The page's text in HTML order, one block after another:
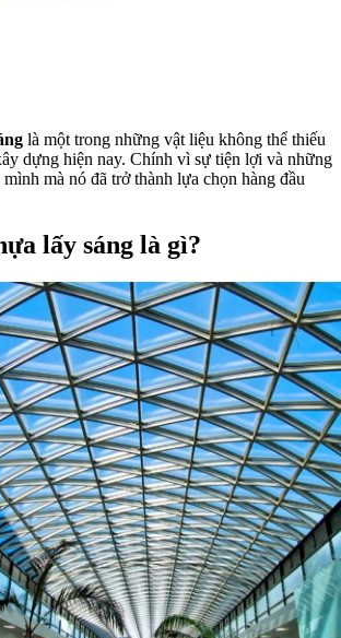
là một trong những vật liệu không thể thiếu
dựng hiện nay. Chính vì sự tiện lợi và những
mà nó đã trở thành lựa chọn hàng đầu
lấy sáng là gì?